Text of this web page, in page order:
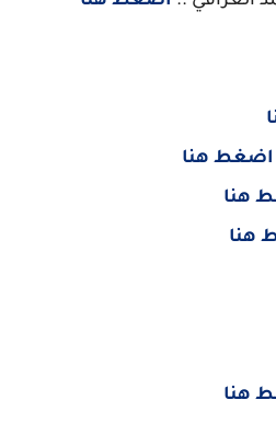
اضغط هنا
هنا
هنا
هنا